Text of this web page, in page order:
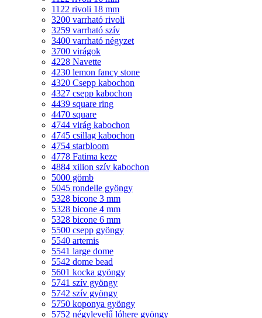
1122 rivoli 18 mm
3200 varrható rivoli
3259 varrható szív
3400 varrható négyzet
3700 virágok
4228 Navette
4230 lemon fancy stone
4320 Csepp kabochon
4327 csepp kabochon
4439 square ring
4470 square
4744 virág kabochon
4745 csillag kabochon
4754 starbloom
4778 Fatima keze
4884 xilion szív kabochon
5000 gömb
5045 rondelle gyöngy
5328 bicone 3 mm
5328 bicone 4 mm
5328 bicone 6 mm
5500 csepp gyöngy
5540 artemis
5541 large dome
5542 dome bead
5601 kocka gyöngy
5741 szív gyöngy
5742 szív gyöngy
5750 koponya gyöngy
5752 négylevelű lóhere gyöngy